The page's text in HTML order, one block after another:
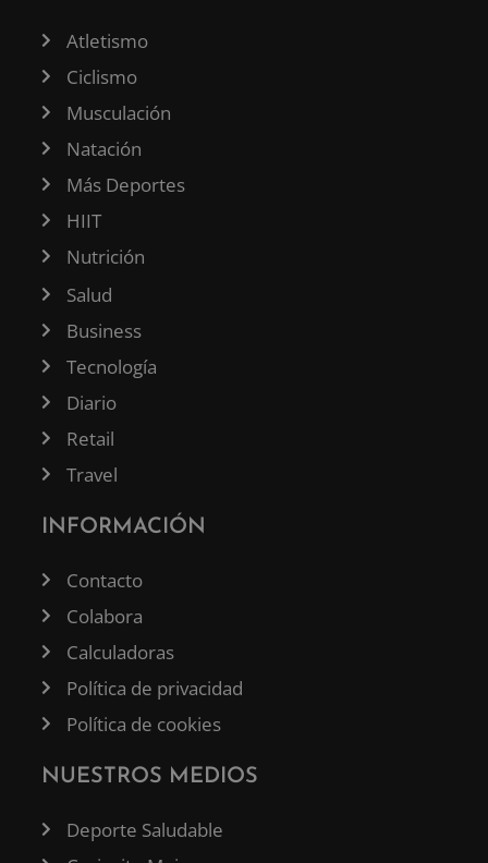
Atletismo
Ciclismo
Musculación
Natación
Más Deportes
HIIT
Nutrición
Salud
Business
Tecnología
Diario
Retail
Travel
INFORMACIÓN
Contacto
Colabora
Calculadoras
Política de privacidad
Política de cookies
NUESTROS MEDIOS
Deporte Saludable